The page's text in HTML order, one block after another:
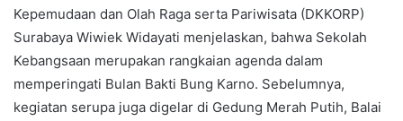
Kepemudaan dan Olah Raga serta Pariwisata (DKKORP)
Surabaya Wiwiek Widayati menjelaskan, bahwa Sekolah
Kebangsaan merupakan rangkaian agenda dalam
memperingati Bulan Bakti Bung Karno. Sebelumnya,
kegiatan serupa juga digelar di Gedung Merah Putih, Balai